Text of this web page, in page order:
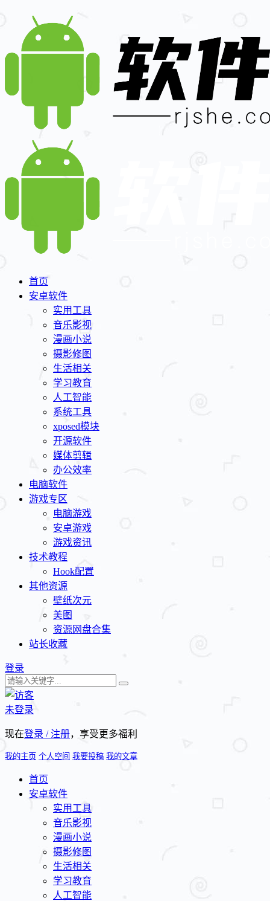
首页
安卓软件
实用工具
音乐影视
漫画小说
摄影修图
生活相关
学习教育
人工智能
系统工具
xposed模块
开源软件
媒体剪辑
办公效率
电脑软件
游戏专区
电脑游戏
安卓游戏
游戏资讯
技术教程
Hook配置
其他资源
壁纸次元
美图
资源网盘合集
站长收藏
登录
未登录
现在登录 / 注册，享受更多福利
我的主页 个人空间 我要投稿 我的文章
首页
安卓软件
实用工具
音乐影视
漫画小说
摄影修图
生活相关
学习教育
人工智能